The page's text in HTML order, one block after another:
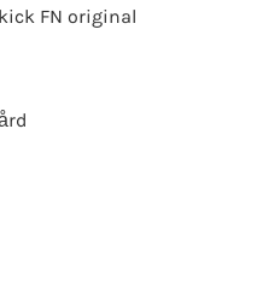
FN original